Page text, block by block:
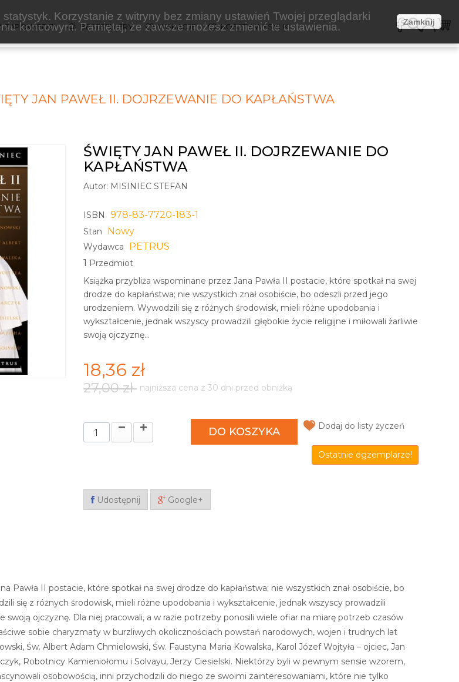
Korzystanie z witryny bez zmiany ustawień Twojej przeglądarki
końcowym. Pamiętaj, że zawsze możesz zmienić te ustawienia.
Zamknij
ZAPOWIEDZI BESTSELLERY WAKACJE KOSZTY WYSYŁKI
JAN PAWEŁ II. DOJRZEWANIE DO KAPŁAŃSTWA
ŚWIĘTY JAN PAWEŁ II. DOJRZEWANIE DO
KAPŁAŃSTWA
Autor: MISINIEC STEFAN
ISBN 978-83-7720-183-1
Stan Nowy
Wydawca
PETRUS
1 Przedmiot
Książka przybliża wspominane przez Jana Pawła II postacie, które spotkał na swej
drodze do kapłaństwa; nie wszystkich znał osobiście, bo odeszli przed jego
urodzeniem. Wywodzili się z różnych środowisk, mieli różne upodobania i
wykształcenie, jednak wszyscy prowadzili głębokie życie religijne i miłowali żarliwie
swoją ojczyznę...
18,36 zł
27,00 zł najniższa cena z 30 dni przed obniżką
DO KOSZYKA Dodaj do listy życzeń
Ostatnie egzemplarze!
Udostępnij Google+
Pawła II postacie, które spotkał na swej drodze do kapłaństwa; nie wszystkich znał osobiście, bo
się z różnych środowisk, mieli różne upodobania i wykształcenie, jednak wszyscy prowadzili
swoją ojczyznę. Dla niej pracowali, a w razie potrzeby ponosili wiele ofiar na miarę potrzeb czasów
sobie charyzmaty w burzliwych okolicznościach powstań narodowych, wojen i trudnych lat
Św. Albert Adam Chmielowski, Św. Faustyna Maria Kowalska, Karol Józef Wojtyła – ojciec, Jan
Robotnicy Kamieniołomu i Solvayu, Jerzy Ciesielski. Niektórzy byli w pewnym sensie wzorem,
osobowością, inni przychodzili do niego ze swoimi zainteresowaniami, które nie tylko